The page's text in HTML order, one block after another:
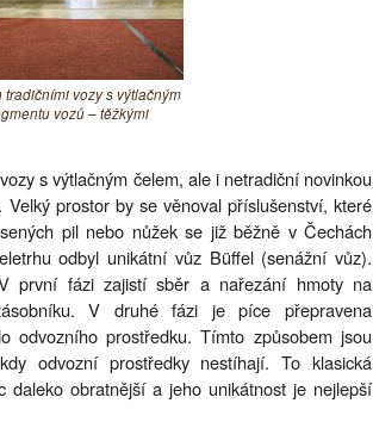
vozy s výtlačným
vozů – těžkými
s výtlačným čelem, ale i netradiční novinkou
prostor by se věnoval příslušenství, které
pil nebo nůžek se již běžně v Čechách
odbyl unikátní vůz Büffel (senážní vůz).
první fázi zajistí sběr a nařezání hmoty na
V druhé fázi je píce přepravena
odvozního prostředku. Tímto způsobem jsou
odvozní prostředky nestíhají. To klasická
obratnější a jeho unikátnost je nejlepší